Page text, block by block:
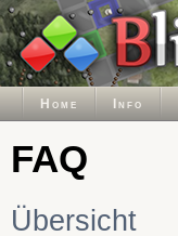
Home Info
FAQ
Übersicht